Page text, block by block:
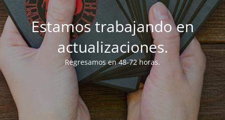
Estamos trabajando en
actualizaciones.
Regresamos en 48-72 horas.